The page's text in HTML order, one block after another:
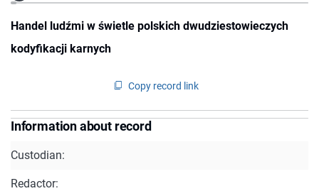
Handel ludźmi w świetle polskich dwudziestowieczych
kodyfikacji karnych
Copy record link
Information about record
Custodian:
Redactor: